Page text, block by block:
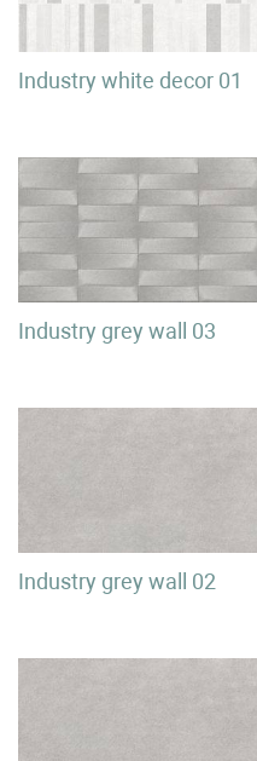
Industry white decor 01
Industry grey wall 03
Industry grey wall 02